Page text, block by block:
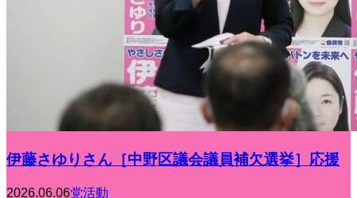
伊藤さゆりさん［中野区議会議員補欠選挙］応援
2026.06.06党活動